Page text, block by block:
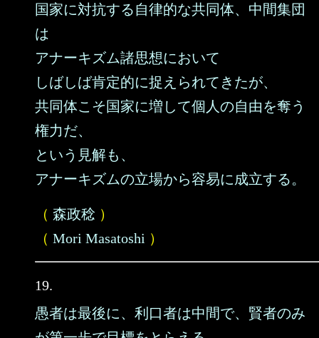
国家に対抗する自律的な共同体、中間集団
は
アナーキズム諸思想において
しばしば肯定的に捉えられてきたが、
共同体こそ国家に増して個人の自由を奪う
権力だ、
という見解も、
アナーキズムの立場から容易に成立する。
（ 森政稔 ）
（ Mori Masatoshi ）
19.
愚者は最後に、利口者は中間で、賢者のみ